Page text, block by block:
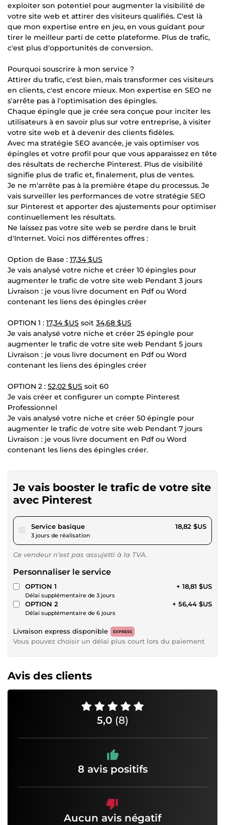
exploiter son potentiel pour augmenter la visibilité de
votre site web et attirer des visiteurs qualifiés. C'est là
que mon expertise entre en jeu, en vous guidant pour
tirer le meilleur parti de cette plateforme. Plus de trafic,
c'est plus d'opportunités de conversion.
Pourquoi souscrire à mon service ?
Attirer du trafic, c'est bien, mais transformer ces visiteurs
en clients, c'est encore mieux. Mon expertise en SEO ne
s'arrête pas à l'optimisation des épingles.
Chaque épingle que je crée sera conçue pour inciter les
utilisateurs à en savoir plus sur votre entreprise, à visiter
votre site web et à devenir des clients fidèles.
Avec ma stratégie SEO avancée, je vais optimiser vos
épingles et votre profil pour que vous apparaissez en tête
des résultats de recherche Pinterest. Plus de visibilité
signifie plus de trafic et, finalement, plus de ventes.
Je ne m'arrête pas à la première étape du processus. Je
vais surveiller les performances de votre stratégie SEO
sur Pinterest et apporter des ajustements pour optimiser
continuellement les résultats.
Ne laissez pas votre site web se perdre dans le bruit
d'Internet. Voici nos différentes offres :
Option de Base : 17,34 $US
Je vais analysé votre niche et créer 10 épingles pour
augmenter le trafic de votre site web Pendant 3 jours
Livraison : je vous livre document en Pdf ou Word
contenant les liens des épingles créer
OPTION 1 : 17,34 $US soit 34,68 $US
Je vais analysé votre niche et créer 25 épingle pour
augmenter le trafic de votre site web Pendant 5 jours
Livraison : je vous livre document en Pdf ou Word
contenant les liens des épingles créer
OPTION 2 : 52,02 $US soit 60
Je vais créer et configurer un compte Pinterest
Professionnel
Je vais analysé votre niche et créer 50 épingle pour
augmenter le trafic de votre site web Pendant 7 jours
Livraison : je vous livre document en Pdf ou Word
contenant les liens des épingles créer.
Je vais booster le trafic de votre site
avec Pinterest
Service basiquepour 17,34 $US
3 jours de réalisation
18,82 $US
Ce vendeur n’est pas assujetti à la TVA.
Personnaliser le service
OPTION 1
Délai supplémentaire de 3 jours
+ 18,81 $US
OPTION 2
Délai supplémentaire de 6 jours
+ 56,44 $US
Livraison express disponible EXPRESS
Vous pouvez choisir un délai plus court lors du paiement
Avis des clients
5,0 (8)
8 avis positifs
Aucun avis négatif